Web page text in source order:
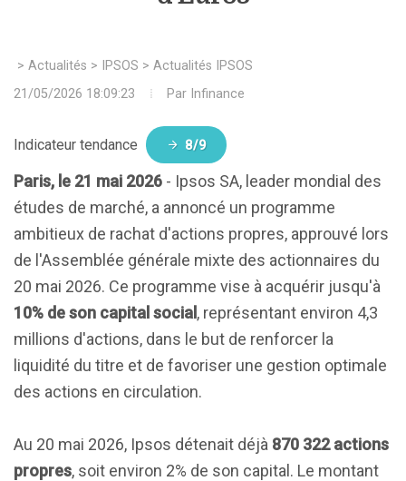
> Actualités > IPSOS > Actualités IPSOS
21/05/2026 18:09:23
Par Infinance
Indicateur tendance 8/9
Paris, le 21 mai 2026 - Ipsos SA, leader mondial des
études de marché, a annoncé un programme
ambitieux de rachat d'actions propres, approuvé lors
de l'Assemblée générale mixte des actionnaires du
20 mai 2026. Ce programme vise à acquérir jusqu'à
10% de son capital social , représentant environ 4,3
millions d'actions, dans le but de renforcer la
liquidité du titre et de favoriser une gestion optimale
des actions en circulation.
Au 20 mai 2026, Ipsos détenait déjà 870 322 actions
propres, soit environ 2% de son capital. Le montant